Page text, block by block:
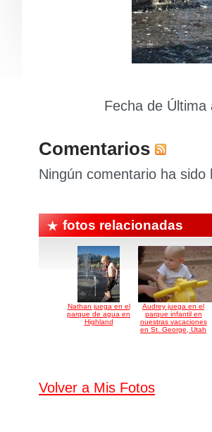
Fecha de
Comentarios
Ningún comentario ha
fotos relacionadas
Nathan juega en el
parque de agua en
Highland
Audrey juega en el
parque infantil en
nuestras vacaciones
en St. George, Utah
Volver a Mis Fotos